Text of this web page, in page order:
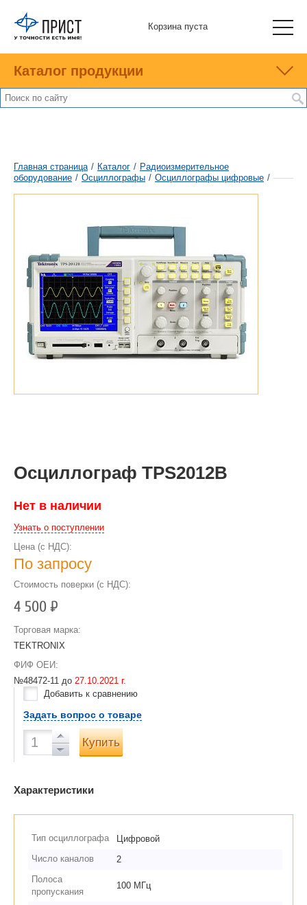
Корзина пуста
Каталог продукции
Главная страница / Каталог / Радиоизмерительное
оборудование / Осциллографы / Осциллографы цифровые /
Осциллограф TPS2012B
Нет в наличии
Узнать о поступлении
Цена (с НДС):
По запросу
Стоимость поверки (с НДС):
4 500Р
Торговая марка:
TEKTRONIX
ФИФ ОЕИ:
№48472-11 до 27.10.2021 г.
Добавить к сравнению
Задать вопрос о товаре
Купить
Характеристики
Тип осциллографа
Цифровой
Число каналов
2
Полоса
пропускания
100 МГц